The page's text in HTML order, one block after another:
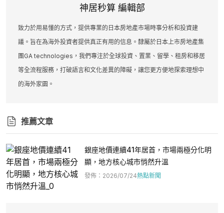
神居秒算 編輯部
致力於用易懂的方式，提供專業的日本房地產市場時事分析和投資建
議。旨在為海外投資者提供真正有用的信息。隸屬於日本上市房地產集
團GA technologies，我們專注於全球投資、置業、留學、租房和移居
等全流程服務，打破語言和文化差異的障礙，讓您更方便地探索理想中
的海外家園。
推薦文章
銀座地價連續41年居首，市場兩極分化明
顯，地方核心城市悄然升溫
發佈 ： 2026/07/24熱點新聞